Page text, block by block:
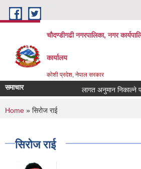
Skip to main content
चौदण्डीगढी नगरपालिका, नगर
कार्यालय
कोशी प्रदेश, नेपाल सरकार
समाचार लागत अनुमान निकाल्ने
खोपकर्ता (भ्याक्सिनेटर)
You are here
Home » सिरोज राई
सिरोज राई